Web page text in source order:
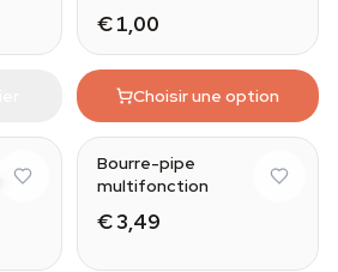
€ 1,00
Choisir une option
Bourre-pipe
multifonction
€ 3,49